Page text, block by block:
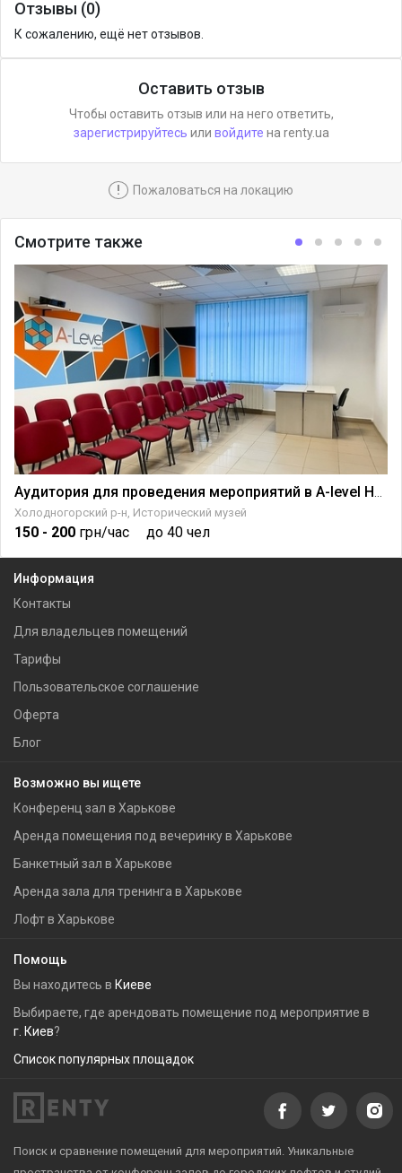
Отзывы (0)
К сожалению, ещё нет отзывов.
Оставить отзыв
Чтобы оставить отзыв или на него ответить,
зарегистрируйтесь или войдите на renty.ua
! Пожаловаться на локацию
Смотрите также
Холодногорский р-н, Исторический музей
150 - 200 грн/час до 40 чел
Информация
Контакты
Для владельцев помещений
Тарифы
Пользовательское соглашение
Оферта
Блог
Возможно вы ищете
Конференц зал в Харькове
Аренда помещения под вечеринку в Харькове
Банкетный зал в Харькове
Аренда зала для тренинга в Харькове
Лофт в Харькове
Помощь
Вы находитесь в Киеве
Выбираете, где арендовать помещение под мероприятие в
г. Киев?
Список популярных площадок
Поиск и сравнение помещений для мероприятий. Уникальные